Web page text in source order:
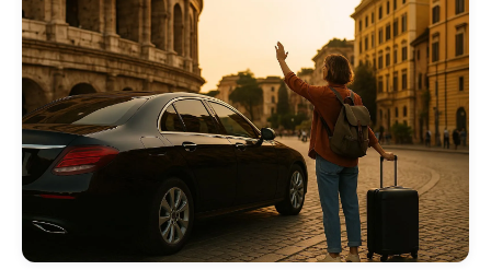
Tienda
Todos los recuerdos
Posters